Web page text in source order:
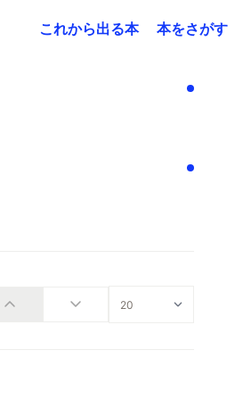
これから出る本 本をさがす